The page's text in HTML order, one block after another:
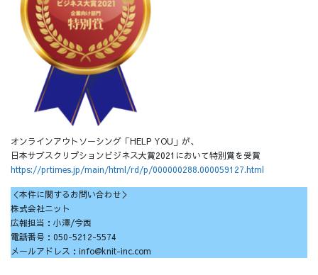
オンラインアウトソーシング「HELP YOU」が、
日本サブスクリプションビジネス大賞2021において特別賞を受賞
https://prtimes.jp/main/html/rd/p/000000288.000059127.html
＜本件に関するお問い合わせ＞
株式会社ニット
広報担当：小澤/今西
電話番号：050-5212-5574
メールアドレス：info@knit-inc.com